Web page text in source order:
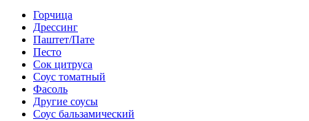
Горчица
Дрессинг
Паштет/Пате
Песто
Сок цитруса
Соус томатный
Фасоль
Другие соусы
Соус бальзамический